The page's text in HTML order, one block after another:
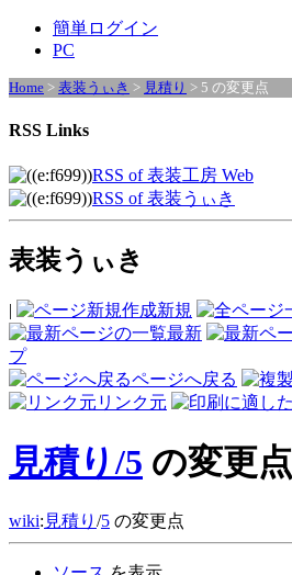
簡単ログイン
PC
Home > 表装うぃき > 見積り > 5 の変更点
RSS Links
RSS of 表装工房 Web
RSS of 表装うぃき
表装うぃき
| 新規
最新
プ
ページへ戻る
リンク元
見積り​/5 の変更点
wiki: 見積り /5 の変更点